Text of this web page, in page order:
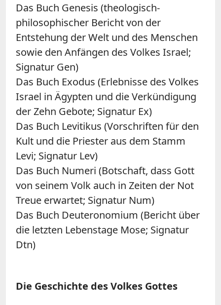
Das Buch Genesis (theologisch-
philosophischer Bericht von der
Entstehung der Welt und des Menschen
sowie den Anfängen des Volkes Israel;
Signatur Gen)
Das Buch Exodus (Erlebnisse des Volkes
Israel in Ägypten und die Verkündigung
der Zehn Gebote; Signatur Ex)
Das Buch Levitikus (Vorschriften für den
Kult und die Priester aus dem Stamm
Levi; Signatur Lev)
Das Buch Numeri (Botschaft, dass Gott
von seinem Volk auch in Zeiten der Not
Treue erwartet; Signatur Num)
Das Buch Deuteronomium (Bericht über
die letzten Lebenstage Mose; Signatur
Dtn)
Die Geschichte des Volkes Gottes